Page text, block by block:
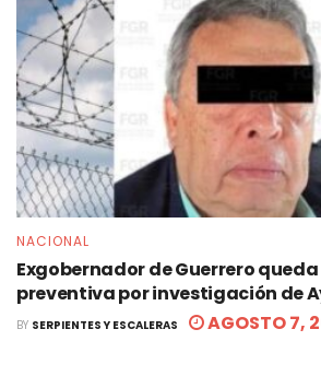
NACIONAL
Exgobernador de Guerrero
preventiva por investigación de
BY SERPIENTES Y ESCALERAS AGOSTO 7,